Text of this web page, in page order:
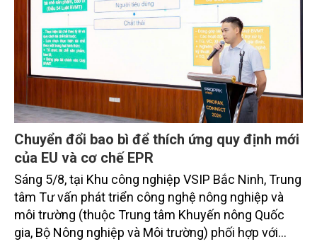
Chuyển đổi bao bì để thích ứng quy định mới
của EU và cơ chế EPR
Sáng 5/8, tại Khu công nghiệp VSIP Bắc Ninh, Trung
tâm Tư vấn phát triển công nghệ nông nghiệp và
môi trường (thuộc Trung tâm Khuyến nông Quốc
gia, Bộ Nông nghiệp và Môi trường) phối hợp với